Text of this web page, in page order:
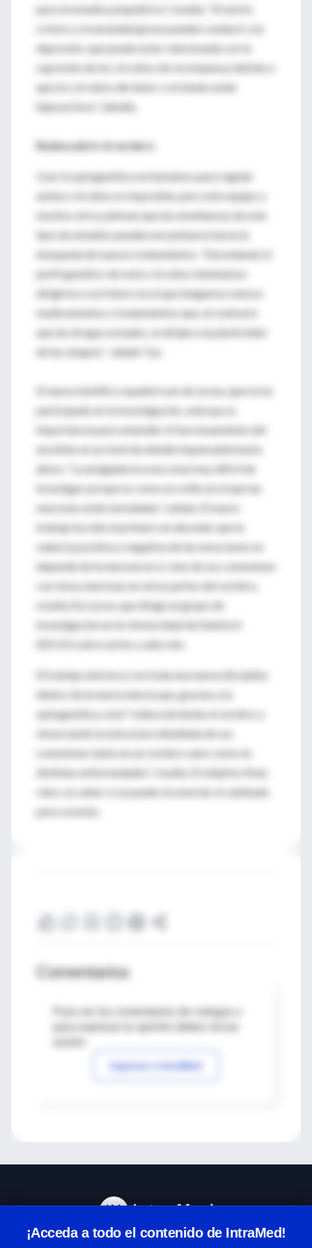
para el estudio psiquiátrico”, resalta. “El estrés
crónico y la ansiedad grave pueden conducir a la
depresión, que puede estar relacionada con la
supresión de los circuitos de recompensa debido a
que los circuitos del dolor o el miedo están
hiperactivos”, detalla.
Redescubrir el cerebro
Usar la optogenética en humanos para regular
ambos circuitos es imposible, pero este equipo y
muchos otros piensan que las enseñanzas de este
tipo de estudios pueden encaminarse hacia la
búsqueda de nuevos tratamientos. “Desvelando el
perfil genético de estos circuitos intentamos
dirigirnos a un futuro en el que tengamos nuevos
medicamentos o tratamientos que, al contrario
que las drogas actuales, se dirijan a la plasticidad
de las sinapsis ”, añade Tye.
El neurocientífico español Luis de Lecea, que no ha
participado en la investigación, subraya su
importancia para entender el funcionamiento del
encéfalo en un nivel de detalle impensable hasta
ahora. “La amígdala era una zona muy difícil de
investigar porque es como un ovillo en el que las
neuronas están enredadas”, señala. El nuevo
trabajo ha sido el primero en desvelar que la
valencia positiva o negativa de las emociones no
depende de la neurona en sí, sino de sus conexiones
con otras neuronas en otras partes del cerebro,
resalta De Lecea, que dirige un grupo de
investigación en la Universidad de Stanford
(EEUU) sobre estrés y adicción.
El trabajo entronca con toda una nueva disciplina
dentro de la neurociencia que, gracias a la
optogenética, está “redescubriendo el cerebro y
observando la estructura detallada de sus
conexiones tanto en un cerebro sano como en
distintas enfermedades”, resalta. El objetivo final,
claro, es saber si se puede reconectar el cableado
para curarlas.
Comentarios
Para ver los comentarios de colegas o
Ingresar a IntraMed
¡Acceda a todo el contenido de IntraMed!